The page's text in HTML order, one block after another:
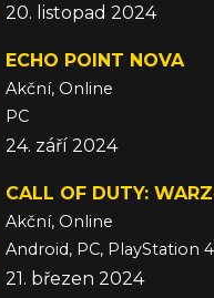
20. listopad 2024
ECHO POINT NOVA
Akční, Online
PC
24. září 2024
CALL OF DUTY:
Akční, Online
Android, PC, PlayStation
21. březen 2024